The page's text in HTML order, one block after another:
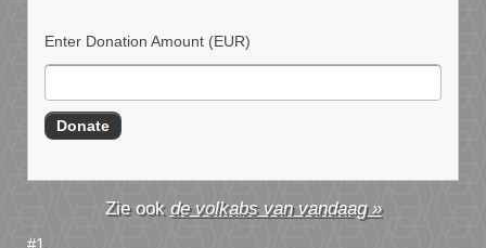
Enter Donation Amount (EUR)
de volkabs van vandaag »